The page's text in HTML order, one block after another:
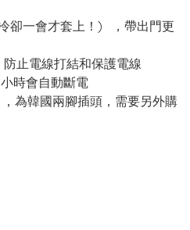
卻一會才套上！) ，帶出門更
止電線打結和保護電線
時會自動斷電
為韓國兩腳插頭，需要另外購